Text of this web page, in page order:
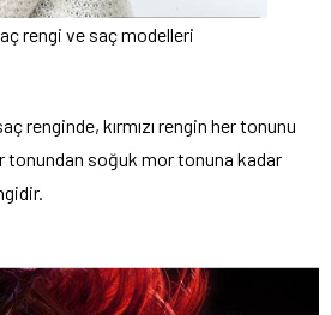
rengi ve saç modelleri
renginde, kırmızı rengin her tonunu
tonundan soğuk mor tonuna kadar